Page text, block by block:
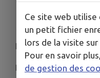
DATES
Du mar. 2 sept. au
L'été n'est pas fini.....
Découvrez les
Ce site web utilise
un petit fichier
lors de la visite sur
Pour en savoir
de gestion des